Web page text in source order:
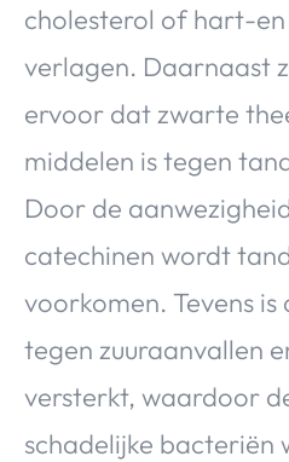
cholesterol of hart-
verlagen. Daarnaast
ervoor dat zwarte
middelen is tegen
Door de
catechinen wordt
voorkomen. Tevens is
tegen zuuraanvallen
versterkt, waardoor
schadelijke bacteriën